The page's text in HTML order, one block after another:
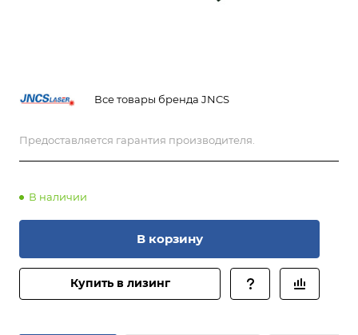
Все товары бренда JNCS
Предоставляется гарантия производителя.
В наличии
В корзину
Купить в лизинг